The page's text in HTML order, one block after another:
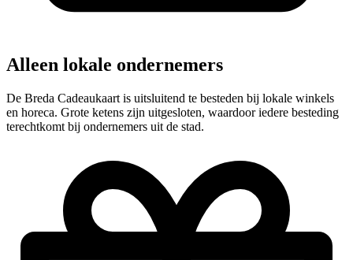
Alleen lokale ondernemers
De Breda Cadeaukaart is uitsluitend te besteden bij lokale winkels
en horeca. Grote ketens zijn uitgesloten, waardoor iedere besteding
terechtkomt bij ondernemers uit de stad.